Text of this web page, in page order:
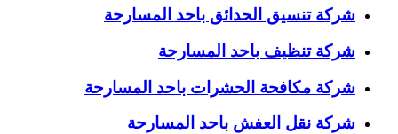
شركة تنسيق الحدائق باحد المسارحة
شركة تنظيف باحد المسارحة
شركة مكافحة الحشرات باحد المسارحة
شركة نقل العفش باحد المسارحة